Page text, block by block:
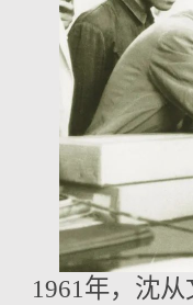
1961年，沈